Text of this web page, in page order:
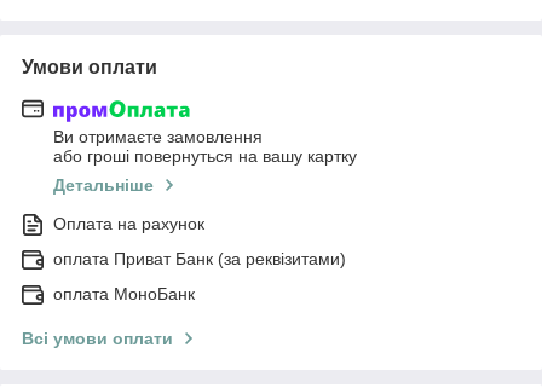
Умови оплати
Ви отримаєте замовлення
або гроші повернуться на вашу картку
Детальніше
Оплата на рахунок
оплата Приват Банк (за реквізитами)
оплата МоноБанк
Всі умови оплати